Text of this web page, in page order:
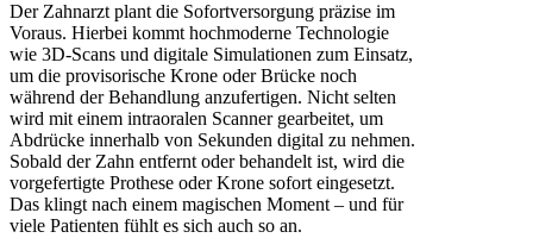
Der Zahnarzt plant die Sofortversorgung präzise im
Voraus. Hierbei kommt hochmoderne Technologie
wie 3D-Scans und digitale Simulationen zum Einsatz,
um die provisorische Krone oder Brücke noch
während der Behandlung anzufertigen. Nicht selten
wird mit einem intraoralen Scanner gearbeitet, um
Abdrücke innerhalb von Sekunden digital zu nehmen.
Sobald der Zahn entfernt oder behandelt ist, wird die
vorgefertigte Prothese oder Krone sofort eingesetzt.
Das klingt nach einem magischen Moment – und für
viele Patienten fühlt es sich auch so an.